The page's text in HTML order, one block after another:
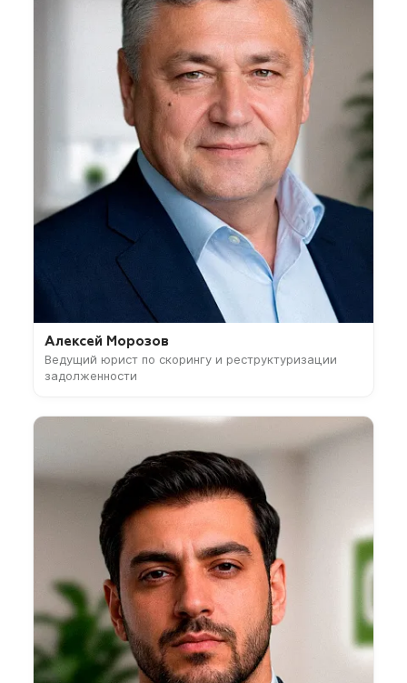
Алексей Морозов
Ведущий юрист по скорингу и реструктуризации
задолженности